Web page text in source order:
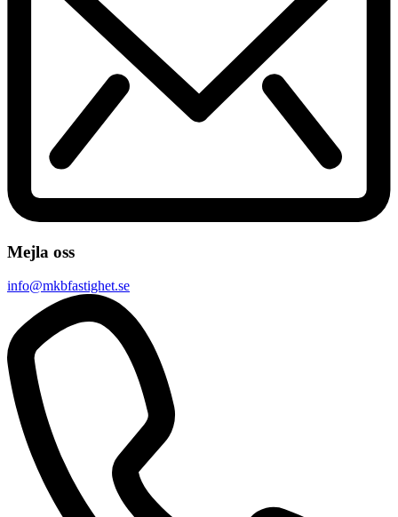
Mejla oss
info@mkbfastighet.se